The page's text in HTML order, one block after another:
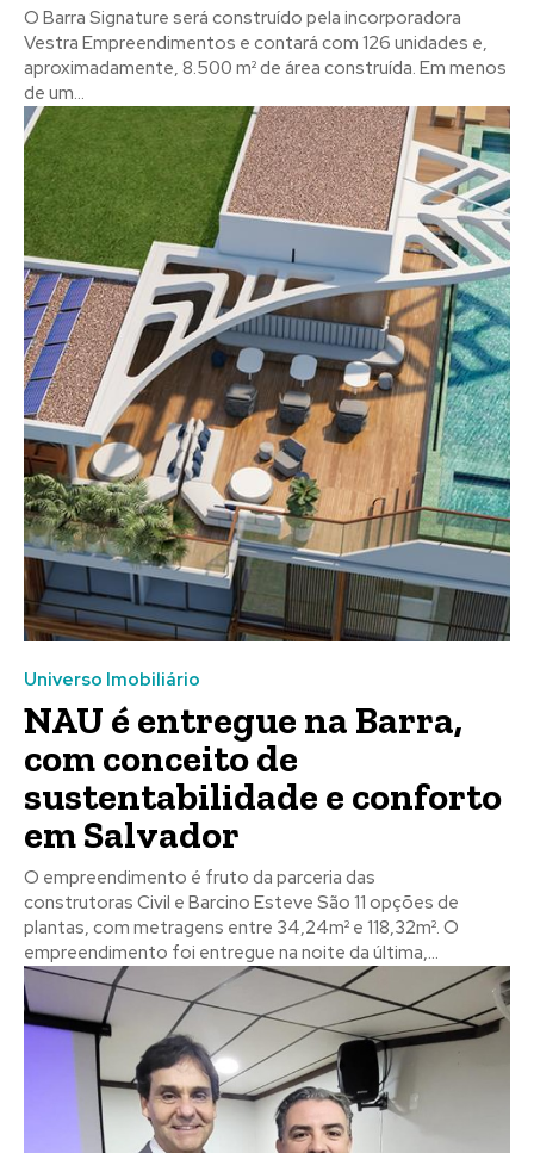
O Barra Signature será construído pela incorporadora
Vestra Empreendimentos e contará com 126 unidades e,
aproximadamente, 8.500 m² de área construída. Em menos
de um...
Universo Imobiliário
NAU é entregue na Barra,
com conceito de
sustentabilidade e conforto
em Salvador
O empreendimento é fruto da parceria das
construtoras Civil e Barcino Esteve São 11 opções de
plantas, com metragens entre 34,24m² e 118,32m². O
empreendimento foi entregue na noite da última,...